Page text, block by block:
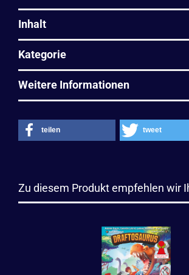
Inhalt
Kategorie
Weitere Informationen
teilen tweet
Zu diesem Produkt empfehlen wir